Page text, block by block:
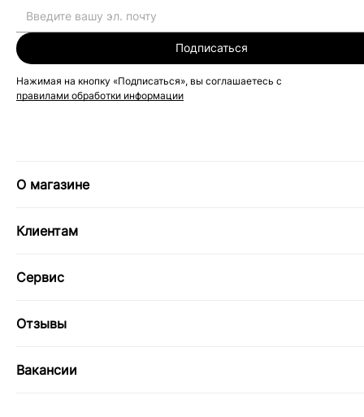
Подписаться
Нажимая на кнопку «Подписаться», вы соглашаетесь с
правилами обработки информации
О магазине
Клиентам
Сервис
Отзывы
Вакансии